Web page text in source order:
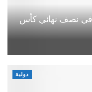
في نصف نهائي كأس
دولية